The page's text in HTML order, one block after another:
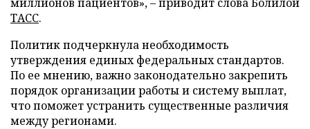
ТАСС.
Политик подчеркнула необходимость
утверждения единых федеральных стандартов.
По ее мнению, важно законодательно закрепить
порядок организации работы и систему выплат,
что поможет устранить существенные различия
между регионами.